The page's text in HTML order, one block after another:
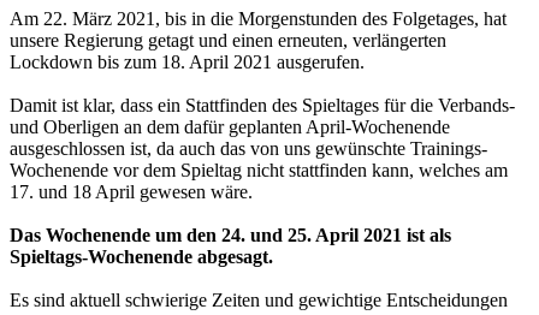
Am 22. März 2021, bis in die Morgenstunden des Folgetages, hat
unsere Regierung getagt und einen erneuten, verlängerten
Lockdown bis zum 18. April 2021 ausgerufen.
Damit ist klar, dass ein Stattfinden des Spieltages für die Verbands-
und Oberligen an dem dafür geplanten April-Wochenende
ausgeschlossen ist, da auch das von uns gewünschte Trainings-
Wochenende vor dem Spieltag nicht stattfinden kann, welches am
17. und 18 April gewesen wäre.
Das Wochenende um den 24. und 25. April 2021 ist als
Spieltags-Wochenende abgesagt.
Es sind aktuell schwierige Zeiten und gewichtige Entscheidungen